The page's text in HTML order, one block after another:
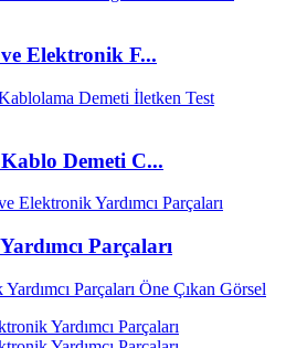
Elektronik F...
Demeti C...
Parçaları